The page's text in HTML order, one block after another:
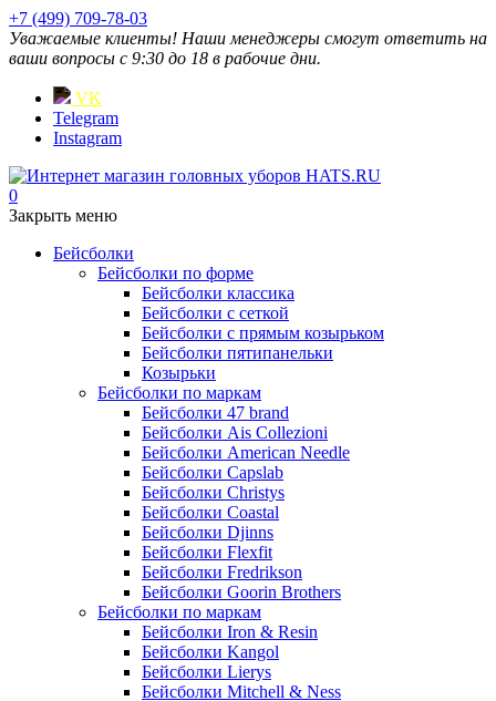
+7 (499) 709-78-03
Уважаемые клиенты! Наши менеджеры смогут ответить на
ваши вопросы с 9:30 до 18 в рабочие дни.
VK
Telegram
Instagram
0
Закрыть меню
Бейсболки
Бейсболки по форме
Бейсболки классика
Бейсболки с сеткой
Бейсболки с прямым козырьком
Бейсболки пятипанельки
Козырьки
Бейсболки по маркам
Бейсболки 47 brand
Бейсболки Ais Collezioni
Бейсболки American Needle
Бейсболки Capslab
Бейсболки Christys
Бейсболки Coastal
Бейсболки Djinns
Бейсболки Flexfit
Бейсболки Fredrikson
Бейсболки Goorin Brothers
Бейсболки по маркам
Бейсболки Iron & Resin
Бейсболки Kangol
Бейсболки Lierys
Бейсболки Mitchell & Ness